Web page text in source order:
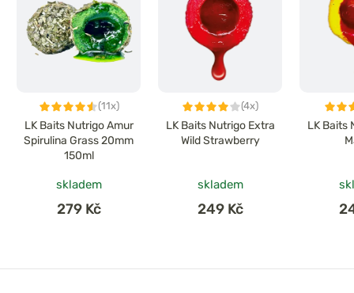
(11x)
LK Baits Nutrigo Amur
Spirulina Grass 20mm
150ml
skladem
279 Kč
(4x)
LK Baits Nutrigo Extra
Wild Strawberry
skladem
249 Kč
LK Baits